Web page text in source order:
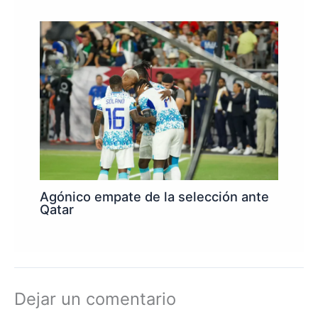
Agónico empate de la selección ante
Qatar
Dejar un comentario